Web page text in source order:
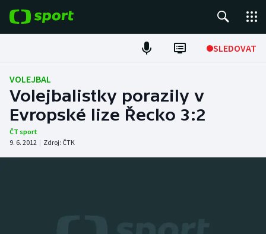
SLEDOVAT
Fotbal
Hokej
Tenis
Atletika
VOLEJBAL
Volejbalistky porazily v
Evropské lize Řecko 3:2
ČT sport
9. 6. 2012 | Zdroj: ČTK